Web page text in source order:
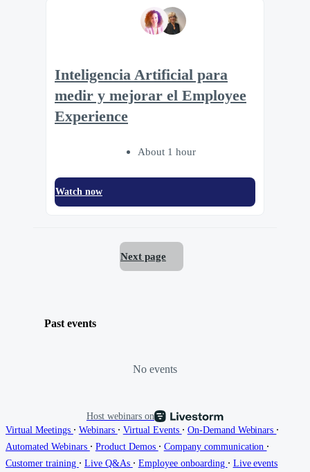
Inteligencia Artificial para
medir y mejorar el Employee
Experience
About 1 hour
Watch now
Next page
Past events
No events
Host webinars on
Virtual Meetings ∙ Webinars ∙ Virtual Events ∙ On-Demand Webinars ∙
Automated Webinars ∙ Product Demos ∙ Company communication ∙
Customer training ∙ Live Q&As ∙ Employee onboarding ∙ Live events